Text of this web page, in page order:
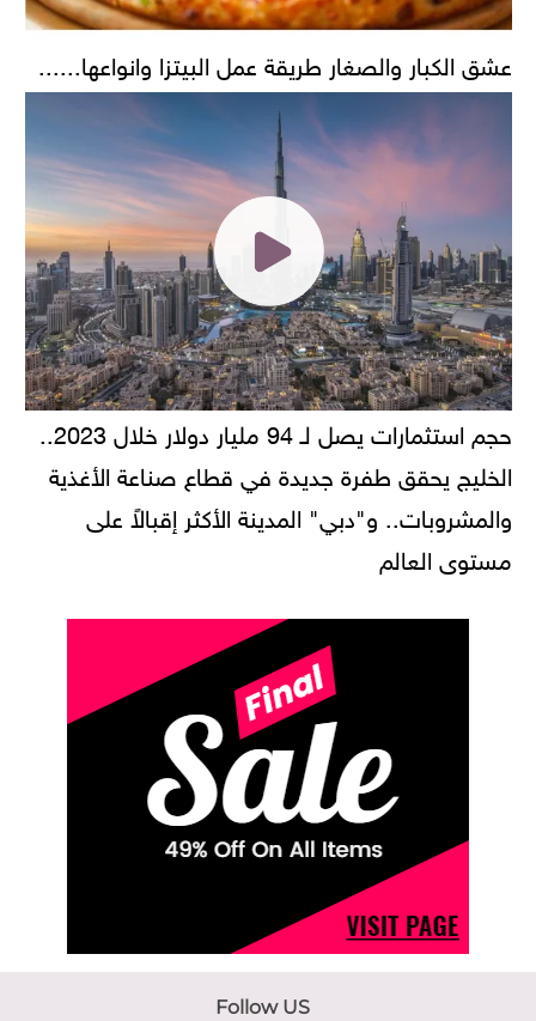
عشق الكبار والصغار طريقة عمل البيتزا وانواعها......
الخليج يحقق طفرة جديدة في قطاع صناعة الأغذية
والمشروبات.. و"دبي" المدينة الأكثر إقبالاً على
مستوى العالم
Follow US